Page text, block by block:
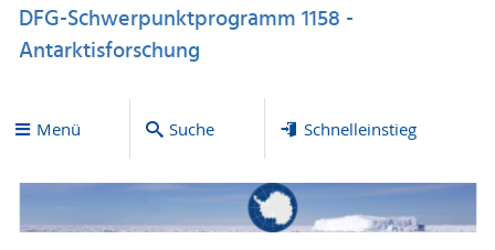
DFG-Schwerpunktprogramm 1158 -
Antarktisforschung
Menü Suche Schnelleinstieg